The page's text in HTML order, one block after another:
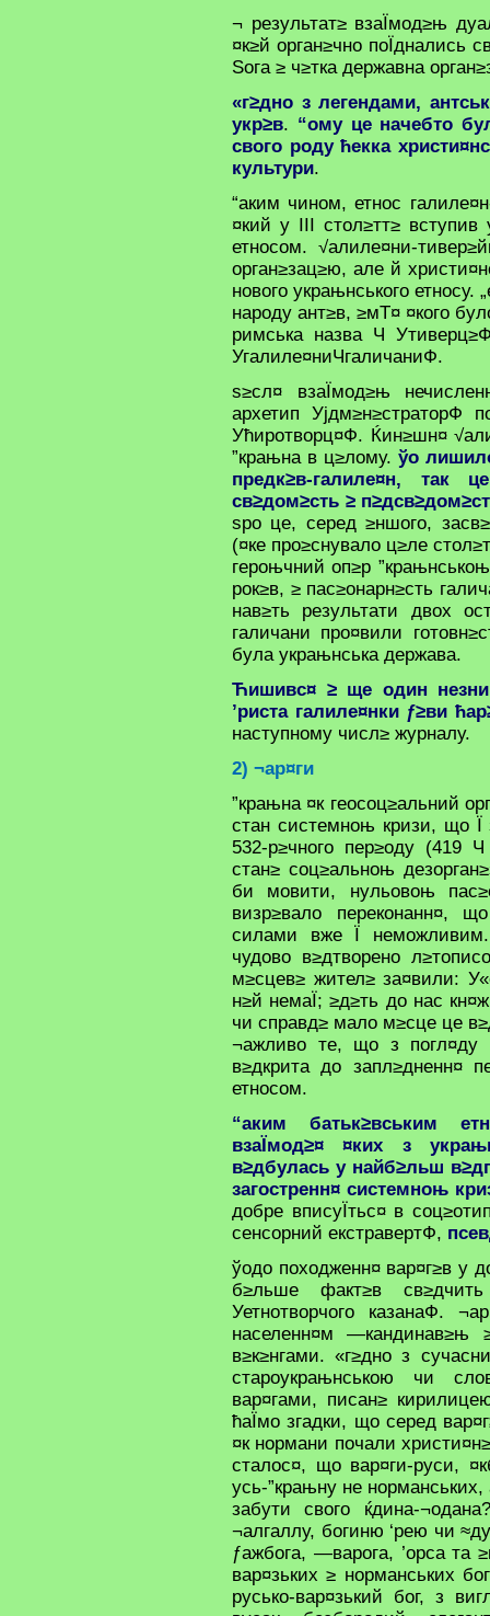
¬ результат≥ взаЇмод≥њ
¤к≥й орган≥чно поЇднались
Ѕога ≥ ч≥тка державна
«г≥дно з легендами,
укр≥в. “ому це начебто
свого роду ћекка
культури.
“аким чином, етнос
¤кий у III стол≥тт≥ вступив
етносом. √алиле¤ни-
орган≥зац≥ю, але й
нового украњнського етносу.
народу ант≥в, ≥мТ¤ ¤кого
римська назва Ч
Угалиле¤ниЧгаличаниФ.
ѕ≥сл¤ взаЇмод≥њ
архетип Ујдм≥н≥страторФ
Ућиротворц¤Ф. Ќин≥шн¤
”крањна в ц≥лому. ўо
предк≥в-галиле¤н, так
св≥дом≥сть ≥
ѕро це, серед ≥ншого,
(¤ке про≥снувало ц≥ле
героњчний оп≥р
рок≥в, ≥ пас≥онарн≥сть
нав≥ть результати двох
галичани про¤вили
була украњнська держава.
Ћишивс¤ ≥ ще один
’риста галиле¤нки ƒ≥ви
наступному числ≥ журналу.
2) ¬ар¤ги
”крањна ¤к геосоц≥альний
стан системноњ кризи, що Ї
532-р≥чного пер≥оду (419
стан≥ соц≥альноњ
би мовити, нульовоњ
визр≥вало переконанн¤,
силами вже Ї
чудово в≥дтворено
м≥сцев≥ жител≥ за¤вили:
н≥й немаЇ; ≥д≥ть до нас
чи справд≥ мало м≥сце це
¬ажливо те, що з погл¤ду
в≥дкрита до запл≥дненн¤
етносом.
“аким батьк≥вським
взаЇмод≥¤ ¤ких з
в≥дбулась у найб≥льш
загостренн¤ системноњ
добре вписуЇтьс¤ в
сенсорний екстравертФ,
ўодо походженн¤ вар¤г≥в у
б≥льше факт≥в
Уетнотворчого казанаФ.
населенн¤м
в≥к≥нгами. «г≥дно з
староукрањнською чи
вар¤гами, писан≥
ћаЇмо згадки, що серед
¤к нормани почали
сталос¤, що вар¤ги-руси,
усь-”крањну не
забути свого ќдина-
¬алгаллу, богиню ‘рею чи
ƒажбога, —варога, ’орса
вар¤зьких ≥ норманських
русько-вар¤зький бог, з